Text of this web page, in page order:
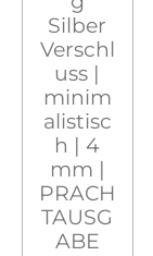
Silber
Verschl
uss |
minim
alistisc
h | 4
mm |
PRACH
TAUSG
ABE